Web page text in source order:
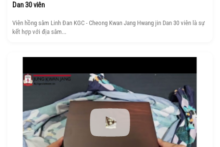
Dan 30 viên
Viên hồng sâm Linh Đan KGC - Cheong Kwan Jang Hwang jin Dan 30 viên là sự
kết hợp với địa sâm...